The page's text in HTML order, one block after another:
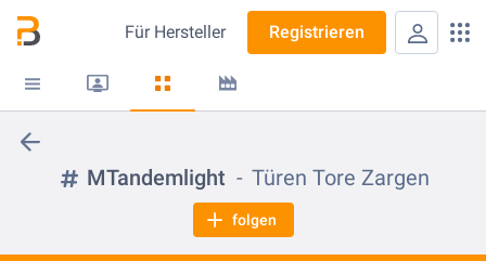
Für Hersteller Registrieren
MTandemlight Türen Tore Zargen
folgen